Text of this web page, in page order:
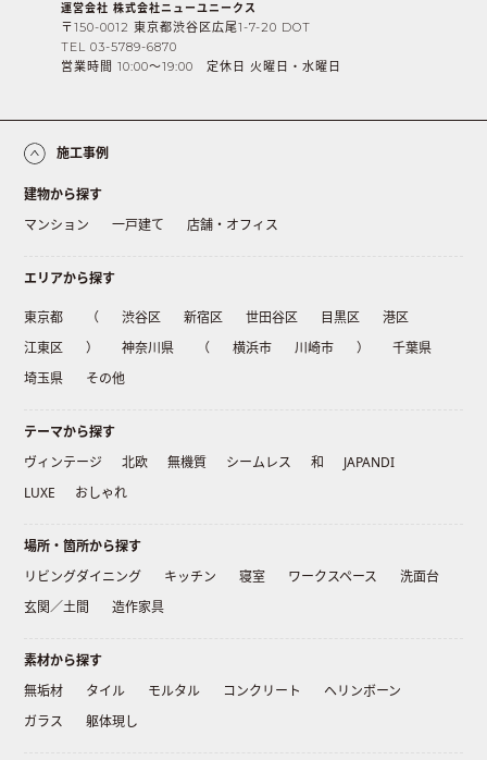
運営会社 株式会社ニューユニークス
〒150-0012 東京都渋谷区広尾1-7-20 DOT
TEL 03-5789-6870
営業時間 10:00〜19:00 定休日 火曜日・水曜日
施工事例
建物から探す
マンション
一戸建て 店舗・オフィス
エリアから探す
東京都 （ 渋谷区 新宿区 世田谷区 目黒区
港区
江東区
） 神奈川県 （ 横浜市 川崎市 ）
千葉県
埼玉県
その他
テーマから探す
ヴィンテージ
北欧 無機質 シームレス 和
JAPANDI
LUXE
おしゃれ
場所・箇所から探す
リビングダイニング
キッチン 寝室 ワークスペース
洗面台
玄関／土間
造作家具
素材から探す
無垢材
タイル モルタル コンクリート
ヘリンボーン
ガラス
躯体現し